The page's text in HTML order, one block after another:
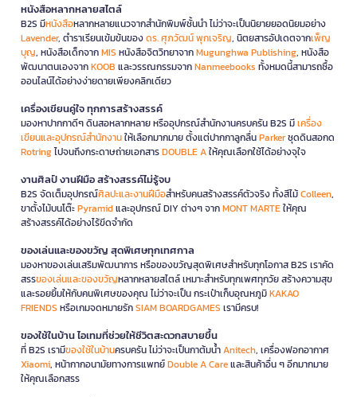
หนังสือหลากหลายสไตล์
B2S มีหนังสือหลากหลายแนวจากสำนักพิมพ์ชั้นนำ ไม่ว่าจะเป็นนิยายยอดนิยมอย่าง
Lavender, ตำราเรียนเข้มข้นของดร. ศุภวัฒน์ พุกเจริญ, นิตยสารอัปเดตจากเพ็ญ
บุญ, หนังสือเด็กจากMIS หนังสือจิตวิทยาจากMugunghwa Publishing, หนังสือ
พัฒนาตนเองจากKOOB และวรรณกรรมจากNanmeebooks ทั้งหมดนี้สามารถซื้อ
ออนไลน์ได้อย่างง่ายดายเพียงคลิกเดียว
เครื่องเขียนคู่ใจ ทุกการสร้างสรรค์
มองหาปากกาดีๆ ดินสอหลากหลาย หรืออุปกรณ์สำนักงานครบครัน B2S มีเครื่อง
เขียนและอุปกรณ์สำนักงานให้เลือกมากมาย ตั้งแต่ปากกาลูกลื่นParkerชุดดินสอกด
Rotringไปจนถึงกระดาษถ่ายเอกสารDOUBLE Aให้คุณเลือกใช้ได้อย่างจุใจ
งานศิลป์ งานฝีมือ สร้างสรรค์ไม่รู้จบ
B2S จัดเต็มอุปกรณ์ศิลปะและงานฝีมือสำหรับคนสร้างสรรค์ตัวจริง ทั้งสีไม้Colleen,
ขาตั้งไม้บนโต๊ะPyramidและอุปกรณ์ DIY ต่างๆ จากMONT MARTEให้คุณ
สร้างสรรค์ได้อย่างไร้ขีดจำกัด
ของเล่นและของขวัญ สุดพิเศษทุกเทศกาล
มองหาของเล่นเสริมพัฒนาการ หรือของขวัญสุดพิเศษสำหรับทุกโอกาส B2S เราคัด
สรรของเล่นและของขวัญหลากหลายสไตล์ เหมาะสำหรับทุกเพศทุกวัย สร้างความสุข
และรอยยิ้มให้กับคนพิเศษของคุณ ไม่ว่าจะเป็น กระเป๋าเก็บอุณหภูมิKAKAO
FRIENDS หรือเกมจดหมายรักSIAM BOARDGAMES เรามีครบ!
ของใช้ในบ้าน ไอเทมที่ช่วยให้ชีวิตสะดวกสบายขึ้น
ที่ B2S เรามีของใช้ในบ้านครบครัน ไม่ว่าจะเป็นกาต้มน้ำAnitech, เครื่องฟอกอากาศ
Xiaomi, หน้ากากอนามัยทางการแพทย์Double A Careและสินค้าอื่น ๆ อีกมากมาย
ให้คุณเลือกสรร